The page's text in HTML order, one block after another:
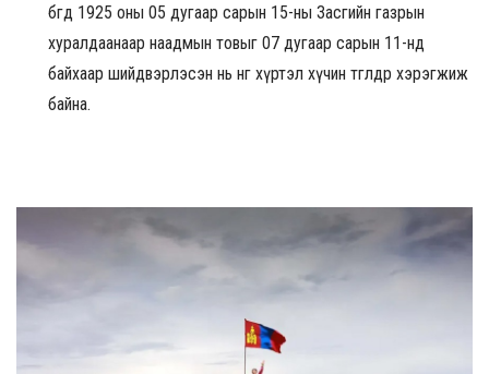
бөгөөд 1925 оны 05 дугаар сарын 15-ны Засгийн газрын
хуралдаанаар наадмын товыг 07 дугаар сарын 11-нд
байхаар шийдвэрлэсэн нь өнөөг хүртэл хүчин төгөлдөр хэрэгжиж
байна.